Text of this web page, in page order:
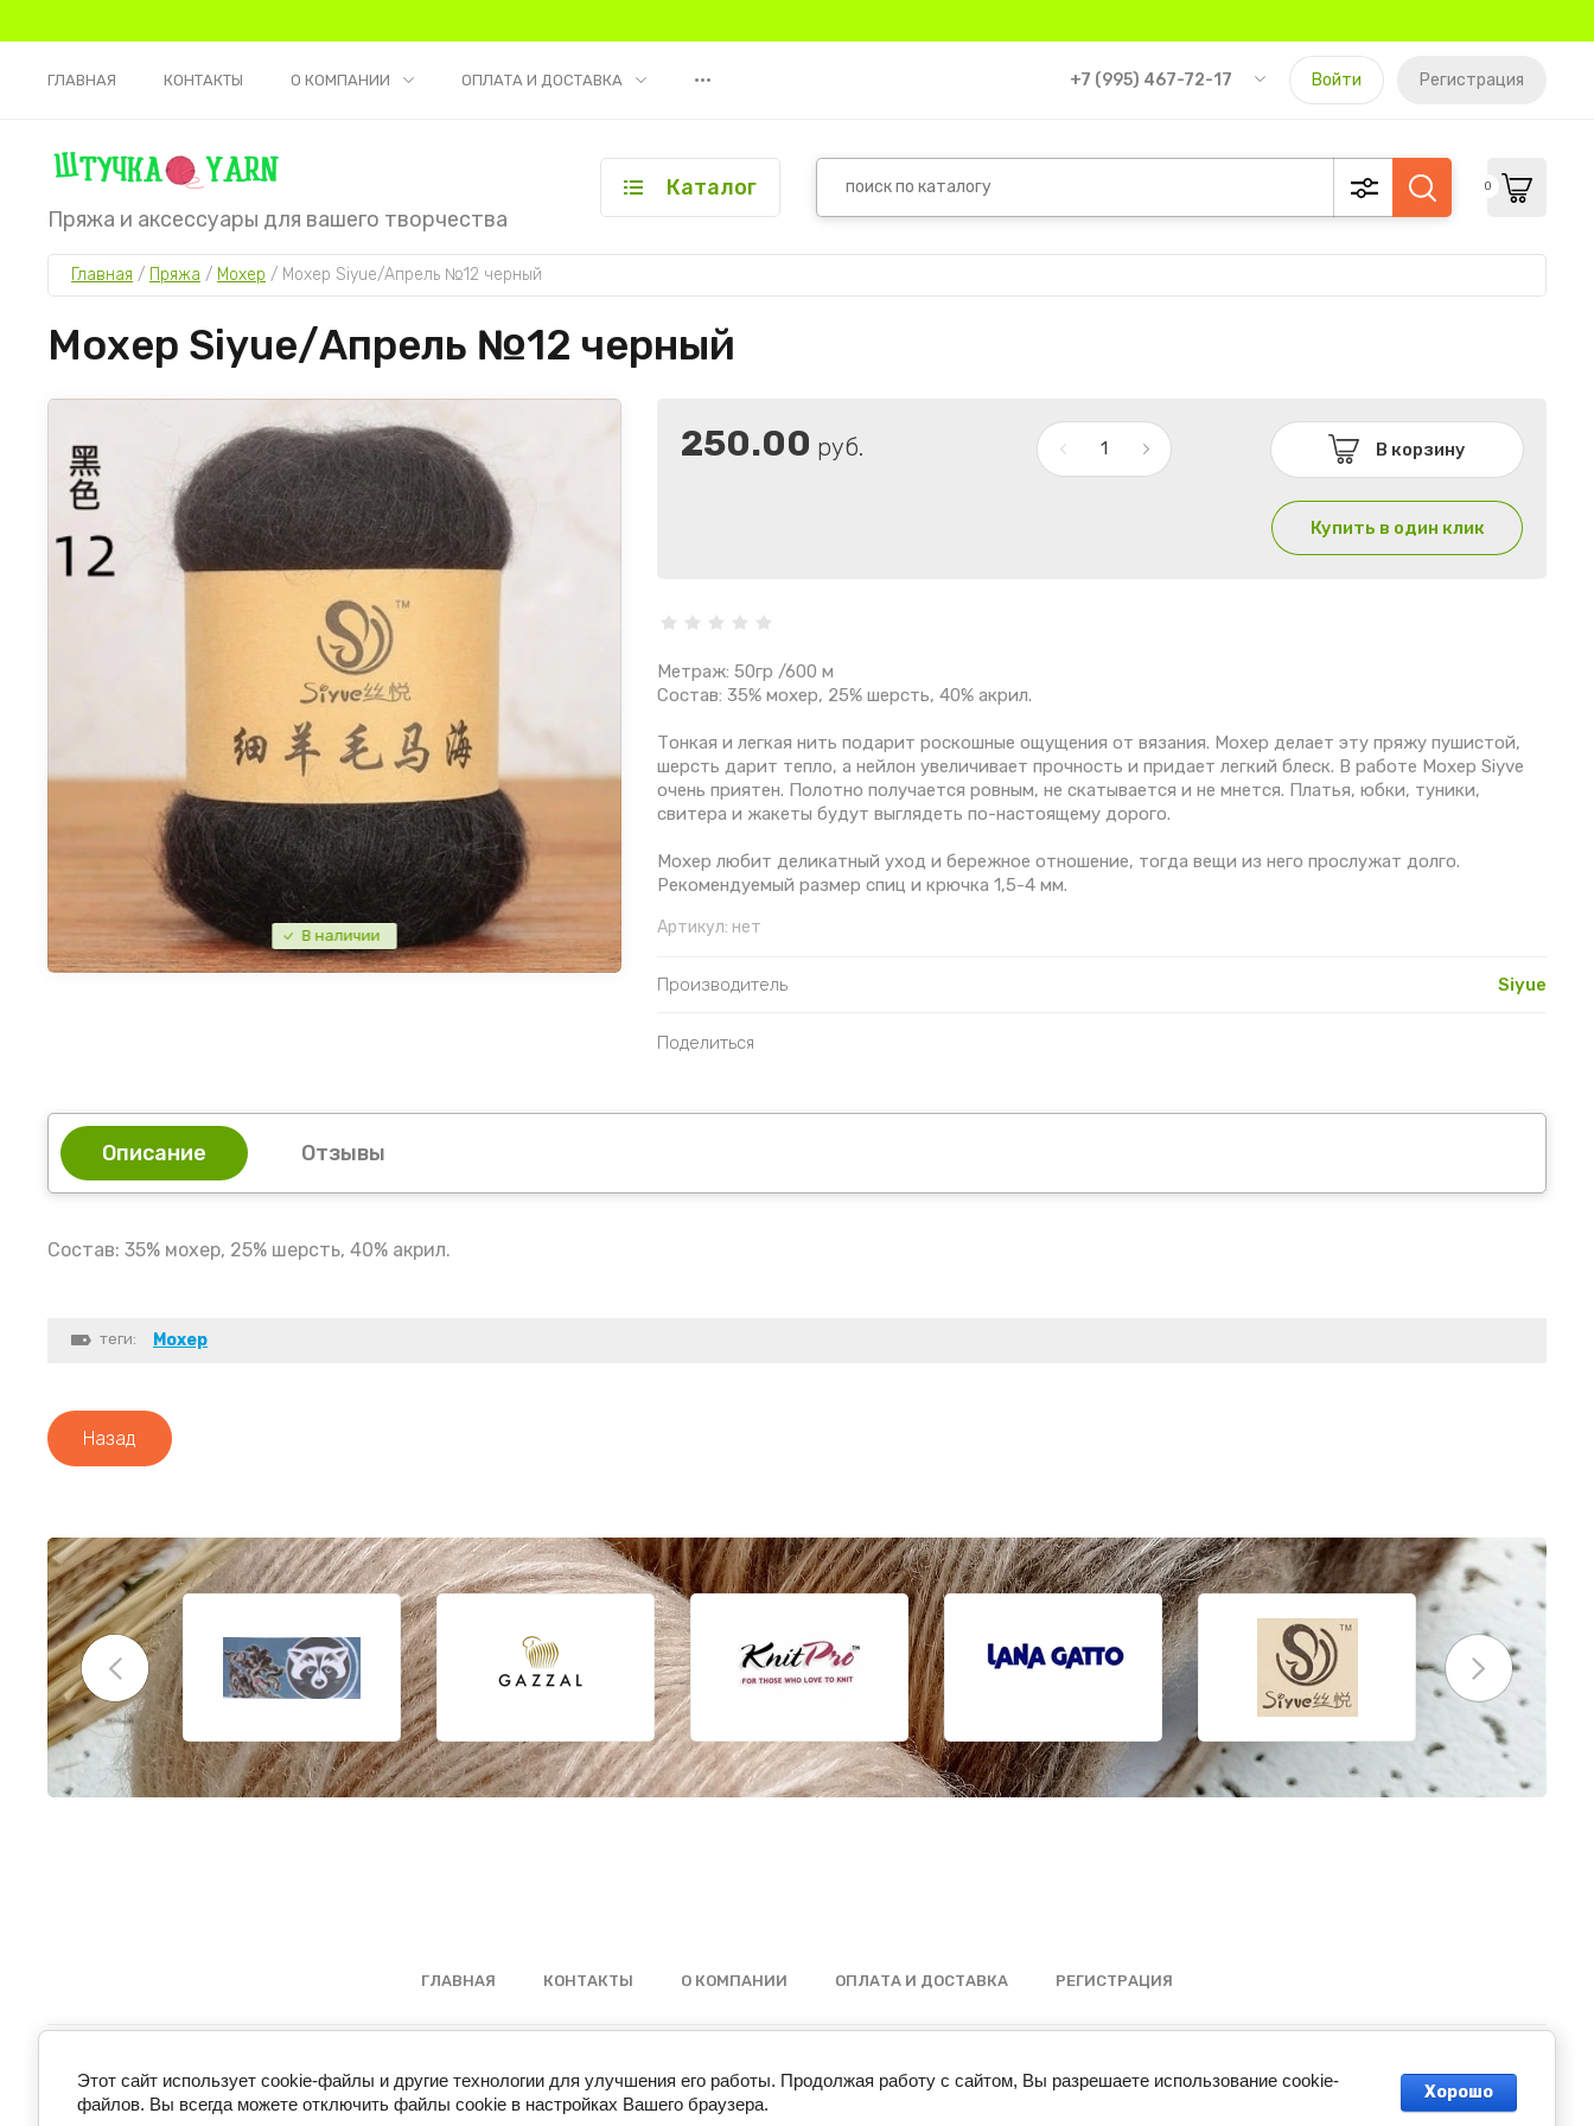
ГЛАВНАЯ КОНТАКТЫ О КОМПАНИИ ОПЛАТА И ДОСТАВКА ••• +7 (995) 467-72-17 Войти Регистрация
Пряжа и аксессуары для вашего творчества
Каталог 0
Главная / Пряжа / Мохер / Мохер Siyue/Апрель №12 черный
Мохер Siyue/Апрель №12 черный
В наличии
250.00 руб. В корзину
Купить в один клик
Метраж: 50гр /600 м
Состав: 35% мохер, 25% шерсть, 40% акрил.
Тонкая и легкая нить подарит роскошные ощущения от вязания. Мохер делает эту пряжу пушистой,
шерсть дарит тепло, а нейлон увеличивает прочность и придает легкий блеск. В работе Мохер Siyve
очень приятен. Полотно получается ровным, не скатывается и не мнется. Платья, юбки, туники,
свитера и жакеты будут выглядеть по-настоящему дорого.
Мохер любит деликатный уход и бережное отношение, тогда вещи из него прослужат долго.
Рекомендуемый размер спиц и крючка 1,5-4 мм.
Артикул: нет
Производитель Siyue
Поделиться
Описание Отзывы
Состав: 35% мохер, 25% шерсть, 40% акрил.
теги: Мохер
Назад
ГЛАВНАЯ КОНТАКТЫ О КОМПАНИИ ОПЛАТА И ДОСТАВКА РЕГИСТРАЦИЯ
Этот сайт использует cookie-файлы и другие технологии для улучшения его работы. Продолжая работу с сайтом, Вы разрешаете использование cookie-
файлов. Вы всегда можете отключить файлы cookie в настройках Вашего браузера.
Хорошо